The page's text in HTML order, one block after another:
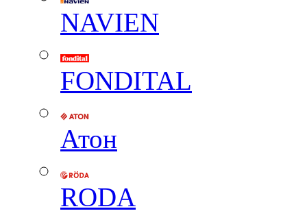
NAVIEN
FONDITAL
Атон
RODA